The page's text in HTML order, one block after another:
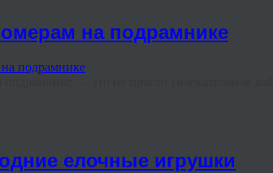
на подрамнике
елочные игрушки